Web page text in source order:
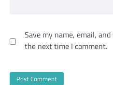
Save my name, email,
the next time I comment.